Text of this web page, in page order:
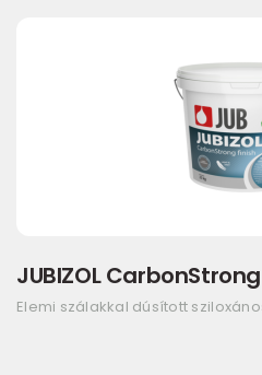
JUBIZOL
Elemi szálakkal dúsított